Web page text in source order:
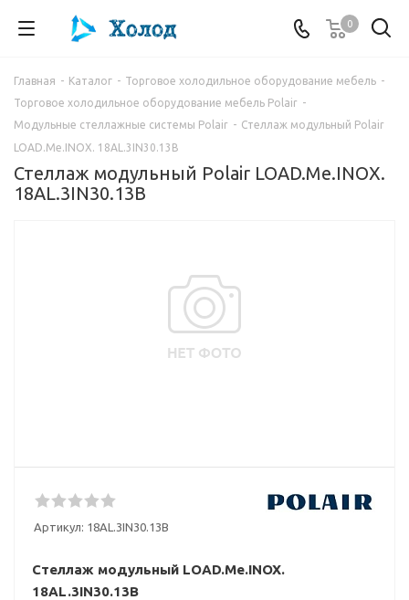
0
Главная - Каталог - Торговое холодильное оборудование мебель -
Торговое холодильное оборудование мебель Polair -
Модульные стеллажные системы Polair - Стеллаж модульный Polair
LOAD.Me.INOX. 18AL.3IN30.13B
Стеллаж модульный Polair LOAD.Me.INOX.
18AL.3IN30.13B
Артикул: 18AL.3IN30.13B
Стеллаж модульный LOAD.Me.INOX.
18AL.3IN30.13B